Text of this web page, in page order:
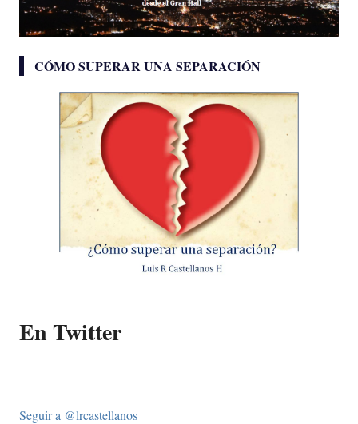
CÓMO SUPERAR UNA SEPARACIÓN
En Twitter
Seguir a @lrcastellanos